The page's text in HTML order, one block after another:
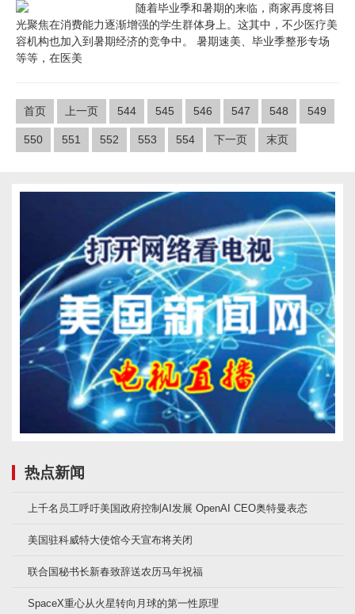
随着毕业季和暑期的来临，商家再度将目
光聚焦在消费能力逐渐增强的学生群体身上。这其中，不少医疗美
容机构也加入到暑期经济的竞争中。 暑期速美、毕业季整形专场
等等，在医美
首页 上一页 544 545 546 547 548 549
550 551 552 553 554 下一页 末页
热点新闻
上千名员工呼吁美国政府控制AI发展 OpenAI CEO奥特曼表态
美国驻科威特大使馆今天宣布将关闭
联合国秘书长新春致辞送农历马年祝福
SpaceX重心从火星转向月球的第一性原理